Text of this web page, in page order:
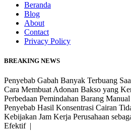
Beranda
Blog
About
Contact
Privacy Policy
BREAKING NEWS
Penyebab Gabah Banyak Terbuang
Cara Membuat Adonan Bakso yang
Perbedaan Pemindahan Barang
Penyebab Hasil Konsentrasi Cairan
Kebijakan Jam Kerja Perusahaan
Efektif |